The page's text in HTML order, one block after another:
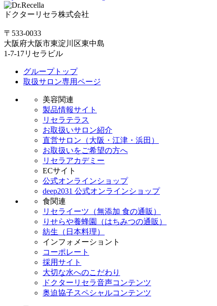
ドクターリセラ株式会社
〒533-0033
大阪府大阪市東淀川区東中島
1-7-17リセラビル
グループトップ
取扱サロン専用ページ
美容関連
製品情報サイト
リセラテラス
お取扱いサロン紹介
直営サロン（大阪・江津・浜田）
お取扱いをご希望の方へ
リセラアカデミー
ECサイト
公式オンラインショップ
deep2031 公式オンラインショップ
食関連
リセライーツ（無添加 食の通販）
りせらや養蜂園（はちみつの通販）
紡生（日本料理）
インフォメーショント
コーポレート
採用サイト
大切な水へのこだわり
ドクターリセラ音声コンテンツ
奥迫協子スペシャルコンテンツ